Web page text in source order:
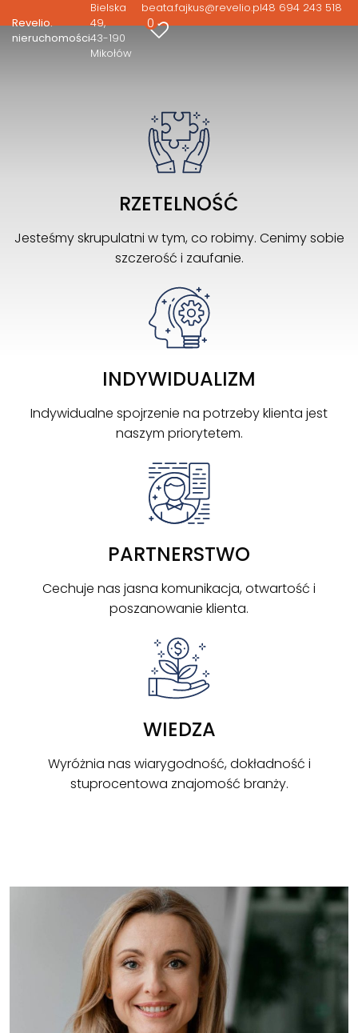
Revelio.
nieruchomości
Bielska
49
43-190
Mikołów
beata.fajkus@revelio.pl48 694 243 518
0
RZETELNOŚĆ
Jesteśmy skrupulatni w tym, co robimy. Cenimy sobie
szczerość i zaufanie.
INDYWIDUALIZM
Indywidualne spojrzenie na potrzeby klienta jest
naszym priorytetem.
PARTNERSTWO
Cechuje nas jasna komunikacja, otwartość i
poszanowanie klienta.
WIEDZA
Wyróżnia nas wiarygodność, dokładność i
stuprocentowa znajomość branży.